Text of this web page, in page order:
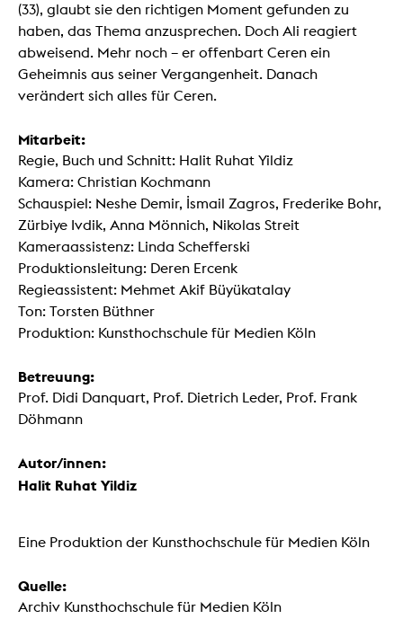
(33), glaubt sie den richtigen Moment gefunden zu
haben, das Thema anzusprechen. Doch Ali reagiert
abweisend. Mehr noch – er offenbart Ceren ein
Geheimnis aus seiner Vergangenheit. Danach
verändert sich alles für Ceren.
Mitarbeit:
Regie, Buch und Schnitt: Halit Ruhat Yildiz
Kamera: Christian Kochmann
Schauspiel: Neshe Demir, İsmail Zagros, Frederike Bohr,
Zürbiye Ivdik, Anna Mönnich, Nikolas Streit
Kameraassistenz: Linda Schefferski
Produktionsleitung: Deren Ercenk
Regieassistent: Mehmet Akif Büyükatalay
Ton: Torsten Büthner
Produktion: Kunsthochschule für Medien Köln
Betreuung:
Prof. Didi Danquart, Prof. Dietrich Leder, Prof. Frank
Döhmann
Autor/innen:
Halit Ruhat Yildiz
Eine Produktion der Kunsthochschule für Medien Köln
Quelle:
Archiv Kunsthochschule für Medien Köln